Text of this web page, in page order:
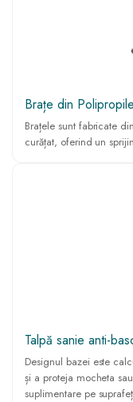
Brațe din
Brațele sunt fabricate
curățat, oferind un
Talpă sanie anti-
Designul bazei este
și a proteja mocheta
suplimentare pe